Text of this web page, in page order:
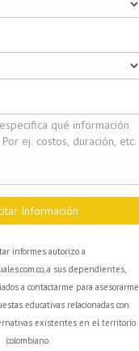
Información
informes autorizo a
a sus dependientes,
a contactarme para asesorarme
educativas relacionadas con
existentes en el territorio
colombiano.